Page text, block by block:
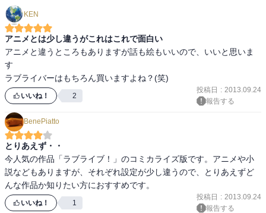
KEN
アニメとは少し違うがこれはこれで面白い
アニメと違うところもありますが話も絵もいいので、いいと思いま
す
ラブライバーはもちろん買いますよね？(笑)
いいね！ 2
投稿日 : 2013.09.24
報告する
BenePiatto
とりあえず・・
今人気の作品「ラブライブ！」のコミカライズ版です。アニメや小
説などもありますが、それぞれ設定が少し違うので、とりあえずど
んな作品か知りたい方におすすめです。
いいね！ 1
投稿日 : 2013.09.24
報告する